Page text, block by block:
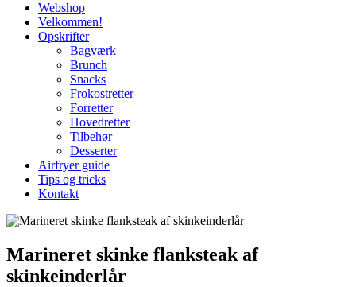
Webshop
Velkommen!
Opskrifter
Bagværk
Brunch
Snacks
Frokostretter
Forretter
Hovedretter
Tilbehør
Desserter
Airfryer guide
Tips og tricks
Kontakt
Marineret skinke flanksteak af
skinkeinderlår